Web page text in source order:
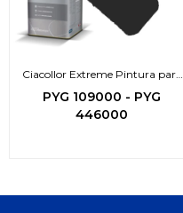
Ciacollor Extreme Pintura para
pisos
PYG 109000 - PYG
446000